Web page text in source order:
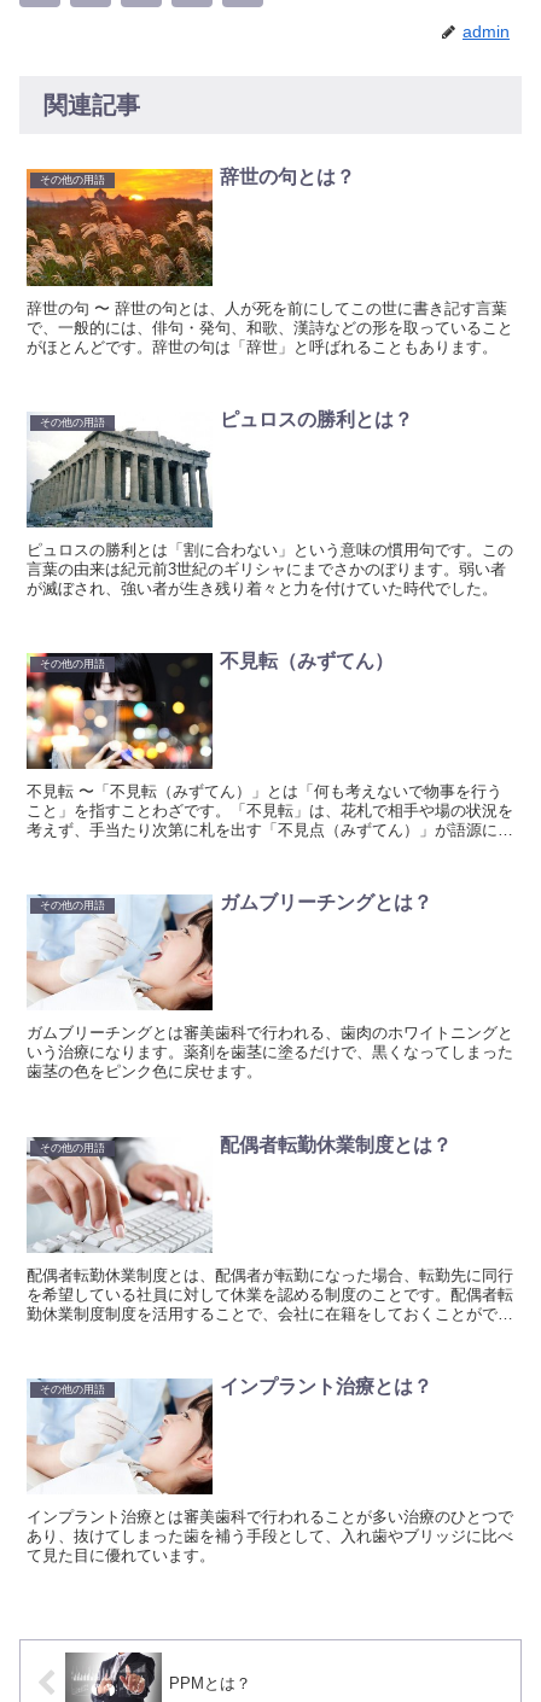
admin
関連記事
その他の用語 辞世の句とは？
辞世の句 〜 辞世の句とは、人が死を前にしてこの世に書き記す言葉
で、一般的には、俳句・発句、和歌、漢詩などの形を取っていること
がほとんどです。辞世の句は「辞世」と呼ばれることもあります。
その他の用語 ピュロスの勝利とは？
ピュロスの勝利とは「割に合わない」という意味の慣用句です。この
言葉の由来は紀元前3世紀のギリシャにまでさかのぼります。弱い者
が滅ぼされ、強い者が生き残り着々と力を付けていた時代でした。
その他の用語 不見転（みずてん）
不見転 〜「不見転（みずてん）」とは「何も考えないで物事を行う
こと」を指すことわざです。「不見転」は、花札で相手や場の状況を
考えず、手当たり次第に札を出す「不見点（みずてん）」が語源にな
その他の用語 ガムブリーチングとは？
ガムブリーチングとは審美歯科で行われる、歯肉のホワイトニングと
いう治療になります。薬剤を歯茎に塗るだけで、黒くなってしまった
歯茎の色をピンク色に戻せます。
その他の用語 配偶者転勤休業制度とは？
配偶者転勤休業制度とは、配偶者が転勤になった場合、転勤先に同行
を希望している社員に対して休業を認める制度のことです。配偶者転
勤休業制度制度を活用することで、会社に在籍をしておくことができ
その他の用語 インプラント治療とは？
インプラント治療とは審美歯科で行われることが多い治療のひとつで
あり、抜けてしまった歯を補う手段として、入れ歯やブリッジに比べ
て見た目に優れています。
PPMとは？